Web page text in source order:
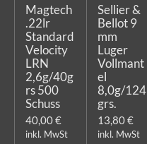
Magtech
.22lr
Standard
Velocity
LRN
2,6g/40g
rs 500
Schuss
40,00 €
inkl. MwSt
Sellier &
Bellot 9
mm
Luger
Vollmant
el
8,0g/124
grs.
13,80 €
inkl. MwSt